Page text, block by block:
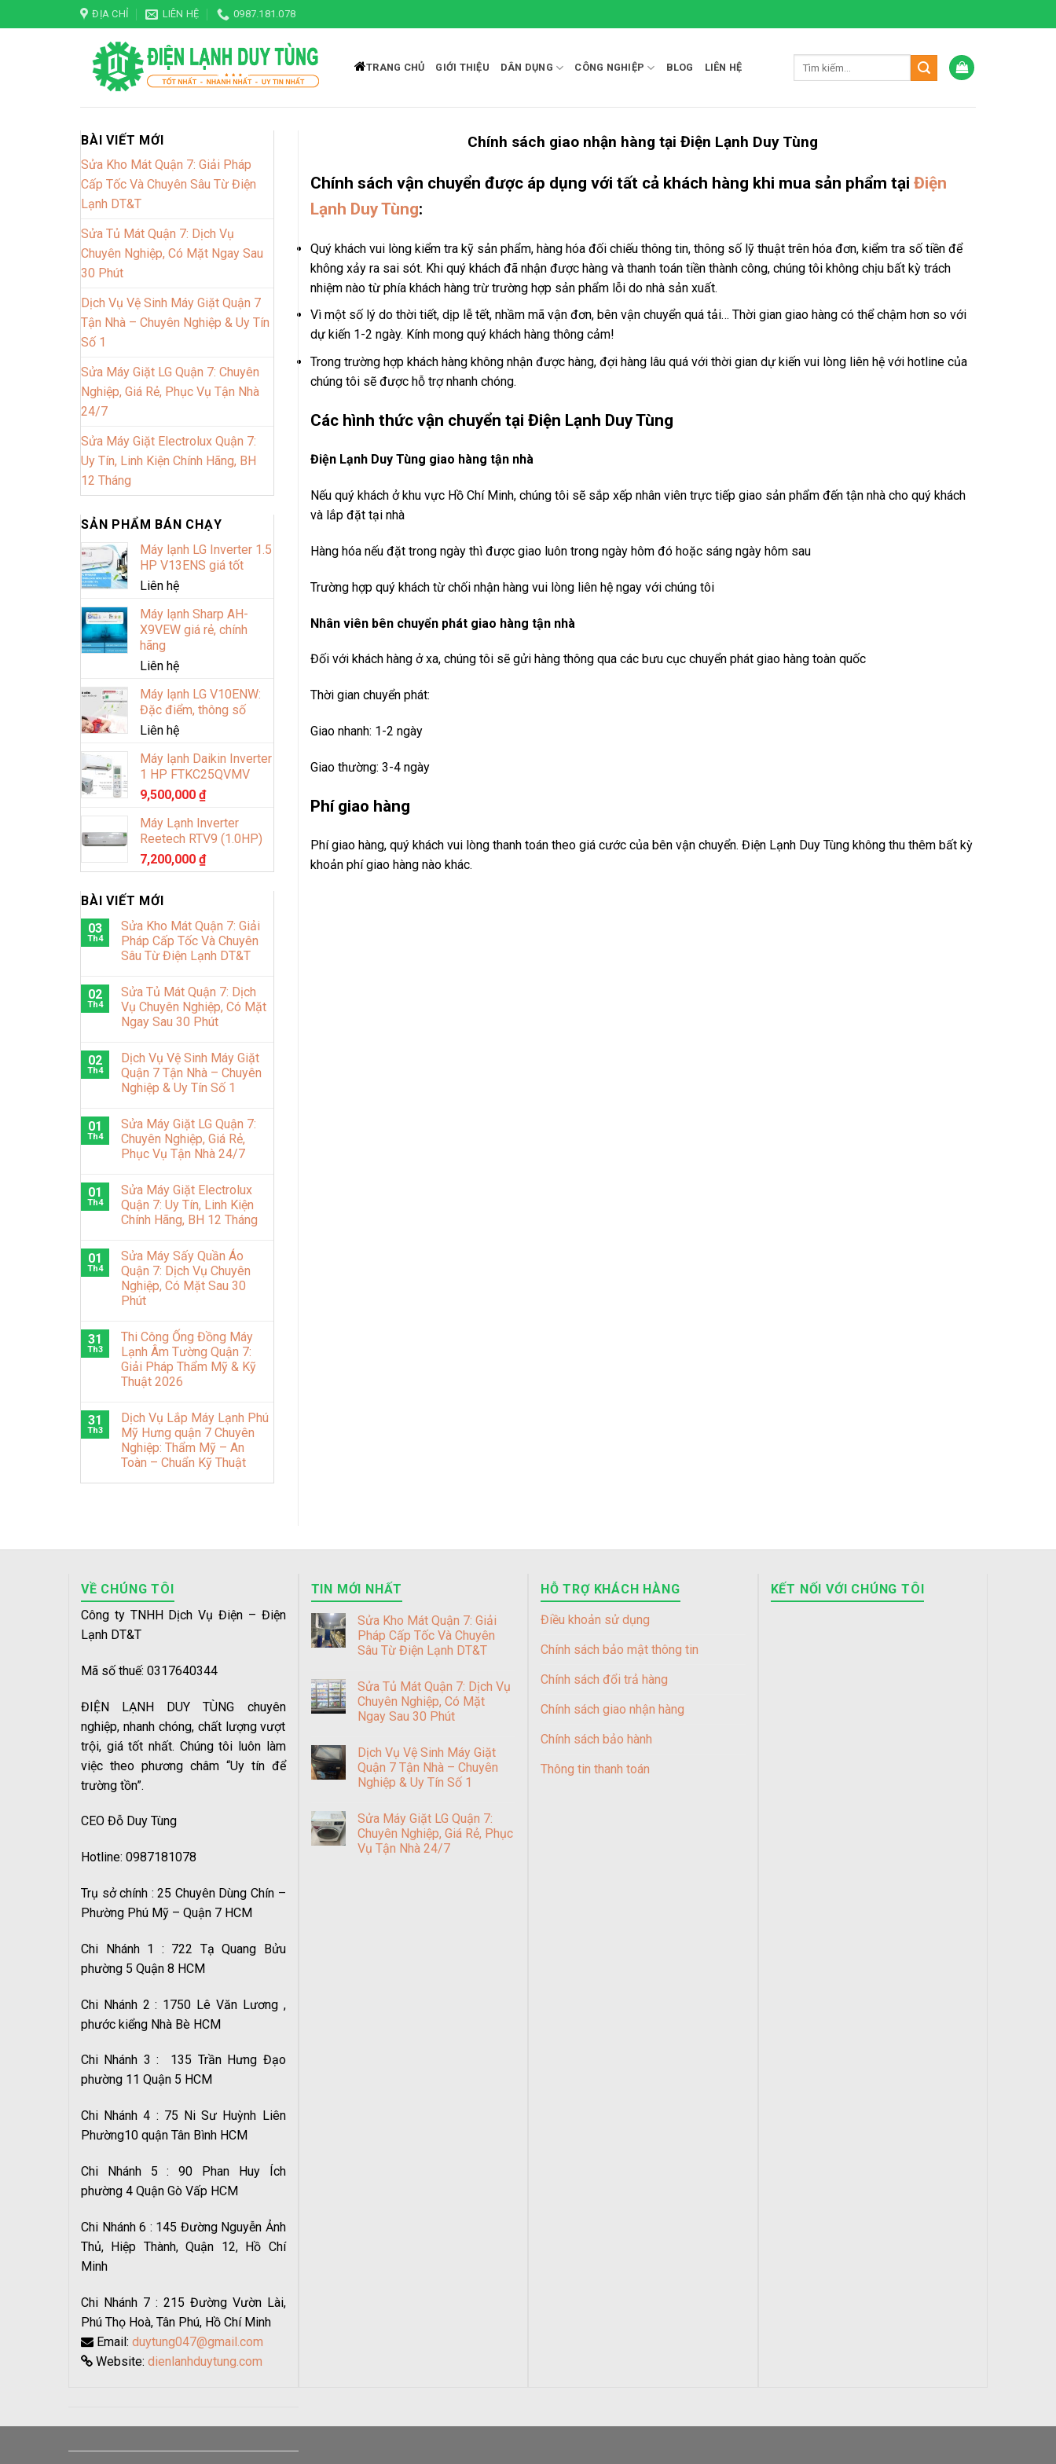
to
ĐỊA CHỈ LIÊN HỆ 0987.181.078
TRANG CHỦ GIỚI THIỆU DÂN DỤNG CÔNG NGHIỆP BLOG LIÊN HỆ
Chính sách giao nhận hàng tại Điện Lạnh Duy Tùng
Chính sách vận chuyển được áp dụng với tất cả khách hàng khi mua sản phẩm tại Điện
Lạnh Duy Tùng:
Quý khách vui lòng kiểm tra kỹ sản phẩm, hàng hóa đối chiếu thông tin, thông số lỹ thuật trên hóa đơn, kiểm tra số tiền để
không xảy ra sai sót. Khi quý khách đã nhận được hàng và thanh toán tiền thành công, chúng tôi không chịu bất kỳ trách
nhiệm nào từ phía khách hàng trừ trường hợp sản phẩm lỗi do nhà sản xuất.
Vì một số lý do thời tiết, dịp lễ tết, nhầm mã vận đơn, bên vận chuyển quá tải… Thời gian giao hàng có thể chậm hơn so với
dự kiến 1-2 ngày. Kính mong quý khách hàng thông cảm!
Trong trường hợp khách hàng không nhận được hàng, đợi hàng lâu quá với thời gian dự kiến vui lòng liên hệ với hotline của
chúng tôi sẽ được hỗ trợ nhanh chóng.
Các hình thức vận chuyển tại Điện Lạnh Duy Tùng
Điện Lạnh Duy Tùng giao hàng tận nhà
Nếu quý khách ở khu vực Hồ Chí Minh, chúng tôi sẽ sắp xếp nhân viên trực tiếp giao sản phẩm đến tận nhà cho quý khách
và lắp đặt tại nhà
Hàng hóa nếu đặt trong ngày thì được giao luôn trong ngày hôm đó hoặc sáng ngày hôm sau
Trường hợp quý khách từ chối nhận hàng vui lòng liên hệ ngay với chúng tôi
Nhân viên bên chuyển phát giao hàng tận nhà
Đối với khách hàng ở xa, chúng tôi sẽ gửi hàng thông qua các bưu cục chuyển phát giao hàng toàn quốc
Thời gian chuyển phát:
Giao nhanh: 1-2 ngày
Giao thường: 3-4 ngày
Phí giao hàng
Phí giao hàng, quý khách vui lòng thanh toán theo giá cước của bên vận chuyển. Điện Lạnh Duy Tùng không thu thêm bất kỳ
khoản phí giao hàng nào khác.
BÀI VIẾT MỚI
Sửa Kho Mát Quận 7: Giải Pháp
Cấp Tốc Và Chuyên Sâu Từ Điện
Lạnh DT&T
Sửa Tủ Mát Quận 7: Dịch Vụ
Chuyên Nghiệp, Có Mặt Ngay Sau
30 Phút
Dịch Vụ Vệ Sinh Máy Giặt Quận 7
Tận Nhà – Chuyên Nghiệp & Uy Tín
Số 1
Sửa Máy Giặt LG Quận 7: Chuyên
Nghiệp, Giá Rẻ, Phục Vụ Tận Nhà
24/7
Sửa Máy Giặt Electrolux Quận 7:
Uy Tín, Linh Kiện Chính Hãng, BH
12 Tháng
SẢN PHẨM BÁN CHẠY
Máy lạnh LG Inverter 1.5
HP V13ENS giá tốt
Liên hệ
Máy lạnh Sharp AH-
X9VEW giá rẻ, chính
hãng
Liên hệ
Máy lạnh LG V10ENW:
Đặc điểm, thông số
Liên hệ
Máy lạnh Daikin Inverter
1 HP FTKC25QVMV
9,500,000 ₫
Máy Lạnh Inverter
Reetech RTV9 (1.0HP)
7,200,000 ₫
BÀI VIẾT MỚI
03
Th4
Sửa Kho Mát Quận 7: Giải
Pháp Cấp Tốc Và Chuyên
Sâu Từ Điện Lạnh DT&T
02
Th4
Sửa Tủ Mát Quận 7: Dịch
Vụ Chuyên Nghiệp, Có Mặt
Ngay Sau 30 Phút
02
Th4
Dịch Vụ Vệ Sinh Máy Giặt
Quận 7 Tận Nhà – Chuyên
Nghiệp & Uy Tín Số 1
01
Th4
Sửa Máy Giặt LG Quận 7:
Chuyên Nghiệp, Giá Rẻ,
Phục Vụ Tận Nhà 24/7
01
Th4
Sửa Máy Giặt Electrolux
Quận 7: Uy Tín, Linh Kiện
Chính Hãng, BH 12 Tháng
01
Th4
Sửa Máy Sấy Quần Áo
Quận 7: Dịch Vụ Chuyên
Nghiệp, Có Mặt Sau 30
Phút
31
Th3
Thi Công Ống Đồng Máy
Lạnh Âm Tường Quận 7:
Giải Pháp Thẩm Mỹ & Kỹ
Thuật 2026
31
Th3
Dịch Vụ Lắp Máy Lạnh Phú
Mỹ Hưng quận 7 Chuyên
Nghiệp: Thẩm Mỹ – An
Toàn – Chuẩn Kỹ Thuật
VỀ CHÚNG TÔI
Công ty TNHH Dịch Vụ Điện – Điện
Lạnh DT&T
Mã số thuế: 0317640344
ĐIỆN LẠNH DUY TÙNG chuyên
nghiệp, nhanh chóng, chất lượng vượt
trội, giá tốt nhất. Chúng tôi luôn làm
việc theo phương châm “Uy tín để
trường tồn”.
CEO Đỗ Duy Tùng
Hotline: 0987181078
Trụ sở chính : 25 Chuyên Dùng Chín –
Phường Phú Mỹ – Quận 7 HCM
Chi Nhánh 1 : 722 Tạ Quang Bửu
phường 5 Quận 8 HCM
Chi Nhánh 2 : 1750 Lê Văn Lương ,
phước kiểng Nhà Bè HCM
Chi Nhánh 3 : 135 Trần Hưng Đạo
phường 11 Quận 5 HCM
Chi Nhánh 4 : 75 Ni Sư Huỳnh Liên
Phường10 quận Tân Bình HCM
Chi Nhánh 5 : 90 Phan Huy Ích
phường 4 Quận Gò Vấp HCM
Chi Nhánh 6 : 145 Đường Nguyễn Ảnh
Thủ, Hiệp Thành, Quận 12, Hồ Chí
Minh
Chi Nhánh 7 : 215 Đường Vườn Lài,
Phú Thọ Hoà, Tân Phú, Hồ Chí Minh
Email: duytung047@gmail.com
Website: dienlanhduytung.com
TIN MỚI NHẤT
Sửa Kho Mát Quận 7: Giải
Pháp Cấp Tốc Và Chuyên
Sâu Từ Điện Lạnh DT&T
Sửa Tủ Mát Quận 7: Dịch Vụ
Chuyên Nghiệp, Có Mặt
Ngay Sau 30 Phút
Dịch Vụ Vệ Sinh Máy Giặt
Quận 7 Tận Nhà – Chuyên
Nghiệp & Uy Tín Số 1
Sửa Máy Giặt LG Quận 7:
Chuyên Nghiệp, Giá Rẻ, Phục
Vụ Tận Nhà 24/7
HỖ TRỢ KHÁCH HÀNG
Điều khoản sử dụng
Chính sách bảo mật thông tin
Chính sách đổi trả hàng
Chính sách giao nhận hàng
Chính sách bảo hành
Thông tin thanh toán
KẾT NỐI VỚI CHÚNG TÔI